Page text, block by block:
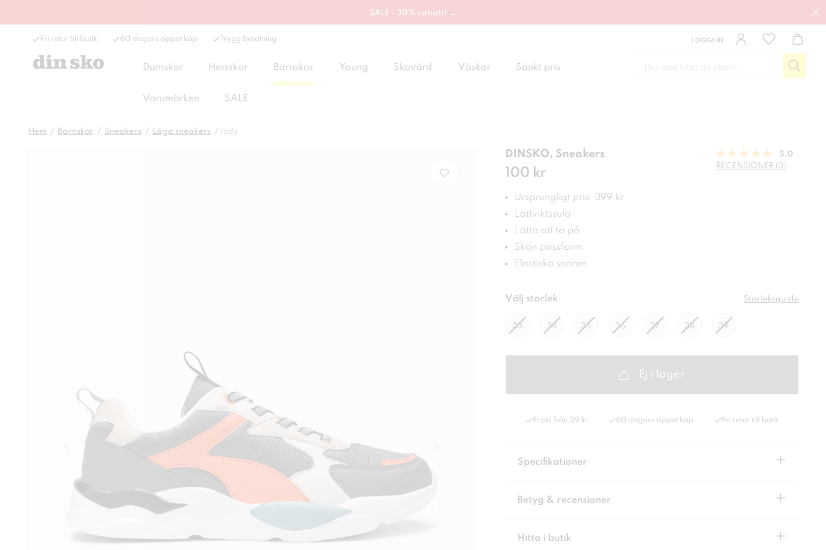
SALE - 30% rabatt! →
Fri retur till butik 60 dagars öppet köp Trygg betalning LOGGA IN
Damskor Herrskor Barnskor Young Skovård Väskor Sänkt pris
Varumärken SALE
Hem Barnskor Sneakers Låga sneakers Indy
DINSKO, Sneakers
Pris: 100 kr
100 kr
5.0
RECENSIONER (3)
Ursprungligt pris: 399 kr
Lättviktssula
Lätta att ta på
Skön passform
Elastiska snören
Välj storlek Storleksguide
33 34 35 36 37 38 39
Ej i lager
Frakt från 39 kr 60 dagars öppet köp Fri retur till butik
Specifikationer +
Betyg & recensioner +
Hitta i butik +